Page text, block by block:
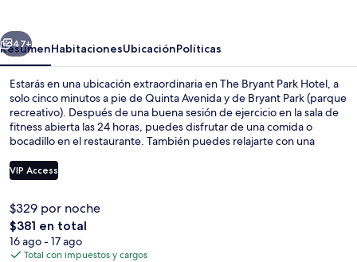
Siguiente
47+
ResumenHabitacionesUbicaciónPolíticas
Estarás en una ubicación extraordinaria en The Bryant Park Hotel, a
solo cinco minutos a pie de Quinta Avenida y de Bryant Park (parque
recreativo). Después de una buena sesión de ejercicio en la sala de
fitness abierta las 24 horas, puedes disfrutar de una comida o
bocadillo en el restaurante. También puedes relajarte con una
10 minutos a pie de Broadway y Times Square. Otros visitantes
hablan maravillas de las amenidades y características como las camas
a una corta distancia a pie: Estación de metro 42 St. - Bryant Pk.
queda a unos pasos y Estación de metro Times Sq. - 42 St. está a 4
minutos.
VIP Access
$329 por noche
El
precio
total
$381 en total
16 ago - 17 ago
Total con impuestos y cargos